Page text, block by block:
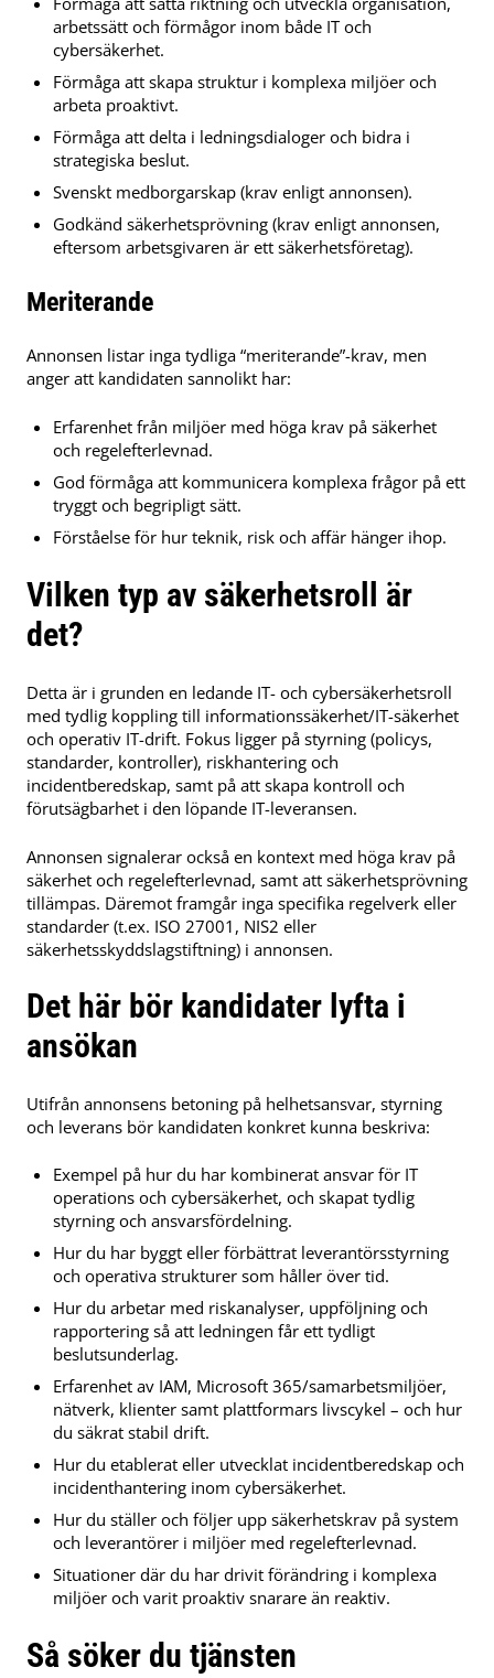
arbetssätt och förmågor inom både IT och
cybersäkerhet.
Förmåga att skapa struktur i komplexa miljöer och
arbeta proaktivt.
Förmåga att delta i ledningsdialoger och bidra i
strategiska beslut.
Svenskt medborgarskap (krav enligt annonsen).
Godkänd säkerhetsprövning (krav enligt annonsen,
eftersom arbetsgivaren är ett säkerhetsföretag).
Meriterande
Annonsen listar inga tydliga “meriterande”-krav, men
anger att kandidaten sannolikt har:
Erfarenhet från miljöer med höga krav på säkerhet
och regelefterlevnad.
God förmåga att kommunicera komplexa frågor på ett
tryggt och begripligt sätt.
Förståelse för hur teknik, risk och affär hänger ihop.
Vilken typ av säkerhetsroll är
det?
Detta är i grunden en ledande IT- och cybersäkerhetsroll
med tydlig koppling till informationssäkerhet/IT-säkerhet
och operativ IT-drift. Fokus ligger på styrning (policys,
standarder, kontroller), riskhantering och
incidentberedskap, samt på att skapa kontroll och
förutsägbarhet i den löpande IT-leveransen.
Annonsen signalerar också en kontext med höga krav på
säkerhet och regelefterlevnad, samt att säkerhetsprövning
tillämpas. Däremot framgår inga specifika regelverk eller
standarder (t.ex. ISO 27001, NIS2 eller
säkerhetsskyddslagstiftning) i annonsen.
Det här bör kandidater lyfta i
ansökan
Utifrån annonsens betoning på helhetsansvar, styrning
och leverans bör kandidaten konkret kunna beskriva:
Exempel på hur du har kombinerat ansvar för IT
operations och cybersäkerhet, och skapat tydlig
styrning och ansvarsfördelning.
Hur du har byggt eller förbättrat leverantörsstyrning
och operativa strukturer som håller över tid.
Hur du arbetar med riskanalyser, uppföljning och
rapportering så att ledningen får ett tydligt
beslutsunderlag.
Erfarenhet av IAM, Microsoft 365/samarbetsmiljöer,
nätverk, klienter samt plattformars livscykel – och hur
du säkrat stabil drift.
Hur du etablerat eller utvecklat incidentberedskap och
incidenthantering inom cybersäkerhet.
Hur du ställer och följer upp säkerhetskrav på system
och leverantörer i miljöer med regelefterlevnad.
Situationer där du har drivit förändring i komplexa
miljöer och varit proaktiv snarare än reaktiv.
Så söker du tjänsten